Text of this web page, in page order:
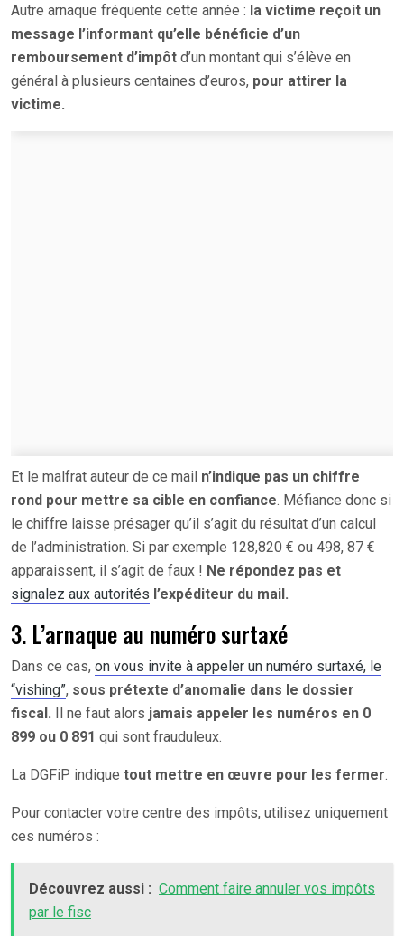
Autre arnaque fréquente cette année : la victime reçoit un
message l’informant qu’elle bénéficie d’un
remboursement d’impôt d’un montant qui s’élève en
général à plusieurs centaines d’euros, pour attirer la
victime.
Et le malfrat auteur de ce mail n’indique pas un chiffre
rond pour mettre sa cible en confiance. Méfiance donc si
le chiffre laisse présager qu’il s’agit du résultat d’un calcul
de l’administration. Si par exemple 128,820 € ou 498, 87 €
apparaissent, il s’agit de faux ! Ne répondez pas et
signalez aux autorités l’expéditeur du mail.
3. L’arnaque au numéro surtaxé
Dans ce cas, on vous invite à appeler un numéro surtaxé, le
“vishing”, sous prétexte d’anomalie dans le dossier
fiscal. Il ne faut alors jamais appeler les numéros en 0
899 ou 0 891 qui sont frauduleux.
La DGFiP indique tout mettre en œuvre pour les fermer.
Pour contacter votre centre des impôts, utilisez uniquement
ces numéros :
Découvrez aussi : Comment faire annuler vos impôts
par le fisc